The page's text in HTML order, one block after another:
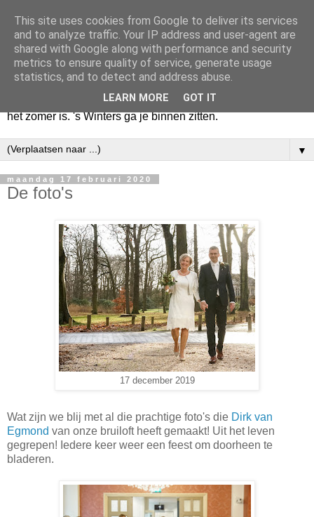
Huize Zeezicht
Als het lente is, lees ik een krant op een terras en drink een
latte uit een glas. Of om het even een boek met een
cappuccino of een dubbele espresso. Maar dat kan ook als
het zomer is. 's Winters ga je binnen zitten.
▼
maandag 17 februari 2020
De foto's
17 december 2019
Wat zijn we blij met al die prachtige foto's die Dirk van
Egmond van onze bruiloft heeft gemaakt! Uit het leven
gegrepen! Iedere keer weer een feest om doorheen te
bladeren.
This site uses cookies from Google to deliver its services
and to analyze traffic. Your IP address and user-agent are
shared with Google along with performance and security
metrics to ensure quality of service, generate usage
statistics, and to detect and address abuse.
LEARN MORE GOT IT